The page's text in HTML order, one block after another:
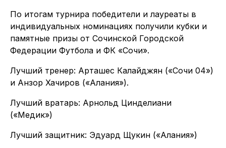
По итогам турнира победители и лауреаты в
индивидуальных номинациях получили кубки и
памятные призы от Сочинской Городской
Федерации Футбола и ФК «Сочи».
Лучший тренер: Арташес Калайджян («Сочи 04»)
и Анзор Хачиров («Алания»).
Лучший вратарь: Арнольд Цинделиани
(«Медик»)
Лучший защитник: Эдуард Щукин («Алания»)